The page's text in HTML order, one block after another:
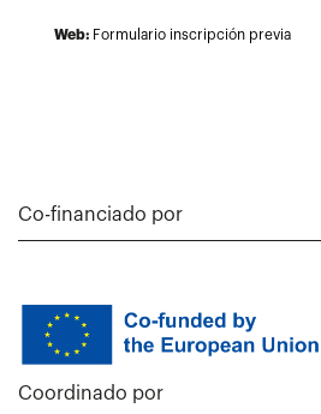
Web: Formulario inscripción previa
Co-financiado por
Coordinado por